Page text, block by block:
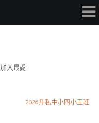
加入最愛
2026升私中小四小五班